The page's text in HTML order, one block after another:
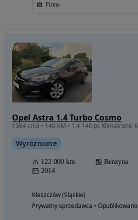
Firma
Opel Astra 1.4 Turbo Cosmo
Wyróżnione
122 000 km Benzyna
2014
Kleszczów (Śląskie)
Prywatny sprzedawca • Opublikowano